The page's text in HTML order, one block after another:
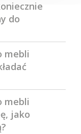
do
mebli
mebli
jako